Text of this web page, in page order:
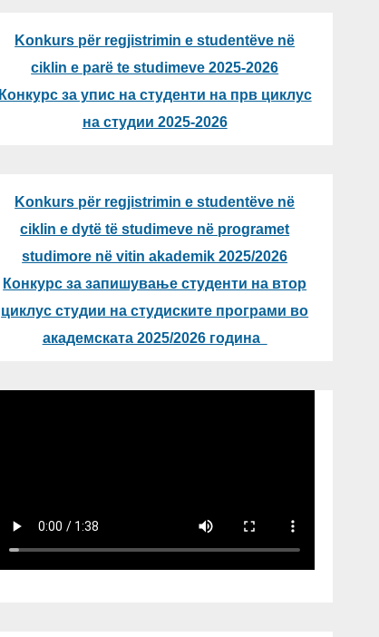
Konkurs për regjistrimin e studentëve në
ciklin e parë te studimeve 2025-2026
Конкурс за упис на студенти на прв циклус
на студии 2025-2026
Konkurs për regjistrimin e studentëve në
ciklin e dytë të studimeve në programet
studimore në vitin akademik 2025/2026
Конкурс за запишување студенти на втор
циклус студии на студиските програми во
академската 2025/2026 година